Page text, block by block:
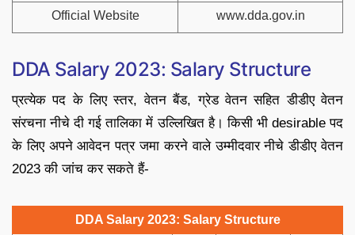
Official Website www.dda.gov.in
DDA Salary 2023: Salary Structure
प्रत्येक पद के लिए स्तर, वेतन बैंड, ग्रेड वेतन सहित डीडीए वेतन
संरचना नीचे दी गई तालिका में उल्लिखित है। किसी भी desirable पद
के लिए अपने आवेदन पत्र जमा करने वाले उम्मीदवार नीचे डीडीए वेतन
2023 की जांच कर सकते हैं-
DDA Salary 2023: Salary Structure